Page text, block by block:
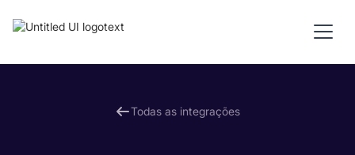
Todas as integrações